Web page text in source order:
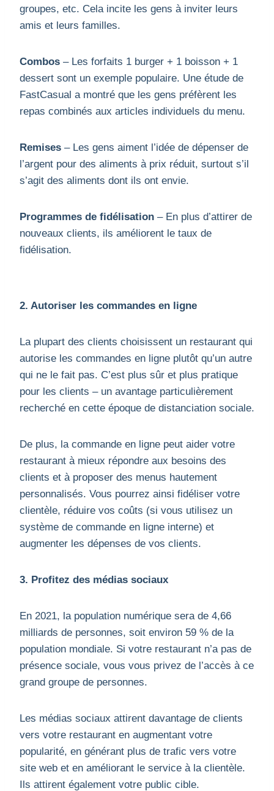
groupes, etc. Cela incite les gens à inviter leurs
amis et leurs familles.
Combos – Les forfaits 1 burger + 1 boisson + 1
dessert sont un exemple populaire. Une étude de
FastCasual a montré que les gens préfèrent les
repas combinés aux articles individuels du menu.
Remises – Les gens aiment l’idée de dépenser de
l’argent pour des aliments à prix réduit, surtout s’il
s’agit des aliments dont ils ont envie.
Programmes de fidélisation – En plus d’attirer de
nouveaux clients, ils améliorent le taux de
fidélisation.
2. Autoriser les commandes en ligne
La plupart des clients choisissent un restaurant qui
autorise les commandes en ligne plutôt qu’un autre
qui ne le fait pas. C’est plus sûr et plus pratique
pour les clients – un avantage particulièrement
recherché en cette époque de distanciation sociale.
De plus, la commande en ligne peut aider votre
restaurant à mieux répondre aux besoins des
clients et à proposer des menus hautement
personnalisés. Vous pourrez ainsi fidéliser votre
clientèle, réduire vos coûts (si vous utilisez un
système de commande en ligne interne) et
augmenter les dépenses de vos clients.
3. Profitez des médias sociaux
En 2021, la population numérique sera de 4,66
milliards de personnes, soit environ 59 % de la
population mondiale. Si votre restaurant n’a pas de
présence sociale, vous vous privez de l’accès à ce
grand groupe de personnes.
Les médias sociaux attirent davantage de clients
vers votre restaurant en augmentant votre
popularité, en générant plus de trafic vers votre
site web et en améliorant le service à la clientèle.
Ils attirent également votre public cible.